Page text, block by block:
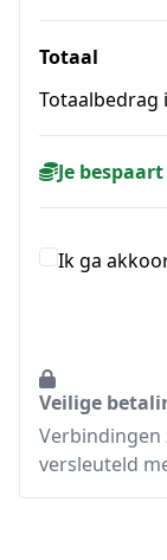
Totaal
Totaalbedrag
Je
Ik ga
Veilige
Verbindingen
versleuteld